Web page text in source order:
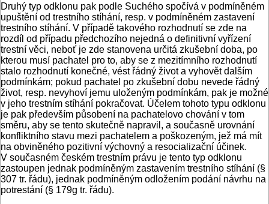
Druhý typ odklonu pak podle Suchého spočívá v podmíněném
upuštění od trestního stíhání, resp. v podmíněném zastavení
trestního stíhání. V případě takového rozhodnutí se zde na
rozdíl od případu předchozího nejedná o definitivní vyřízení
trestní věci, neboť je zde stanovena určitá zkušební doba, po
kterou musí pachatel pro to, aby se z mezitímního rozhodnutí
stalo rozhodnutí konečné, vést řádný život a vyhovět dalším
podmínkám; pokud pachatel po zkušební dobu nevede řádný
život, resp. nevyhoví jemu uloženým podmínkám, pak je možné
v jeho trestním stíhání pokračovat. Účelem tohoto typu odklonu
je pak především působení na pachatelovo chování v tom
směru, aby se tento skutečně napravil, a současně urovnání
konfliktního stavu mezi pachatelem a poškozeným, jež má mít
na obviněného pozitivní výchovný a resocializační účinek.
V současném českém trestním právu je tento typ odklonu
zastoupen jednak podmíněným zastavením trestního stíhání (§
307 tr. řádu), jednak podmíněným odložením podání návrhu na
potrestání (§ 179g tr. řádu).